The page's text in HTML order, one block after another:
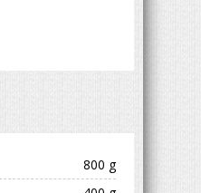
800 g